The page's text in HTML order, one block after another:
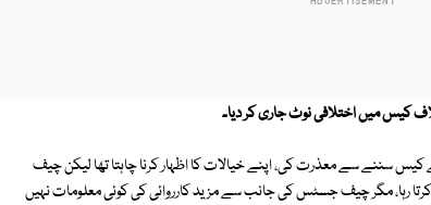
میں اختلافی نوٹ جاری کر دیا۔
سننے سے معذرت کی، اپنے خیالات کا اظہار کرنا چاہتا تھا لیکن چیف
رہا، مگر چیف جسٹس کی جانب سے مزید کارروائی کی کوئی معلومات نہیں